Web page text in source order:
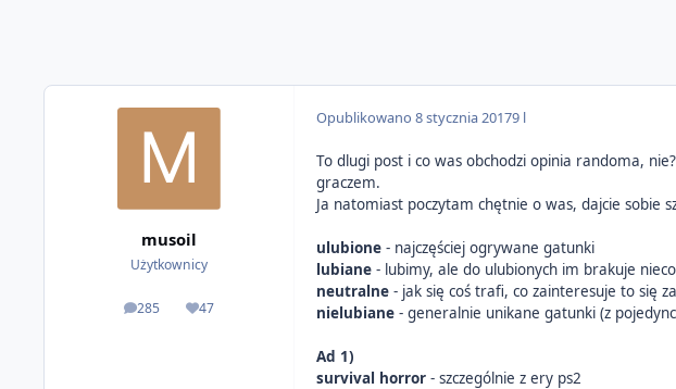
musoil
Użytkownicy
285
odpowiedzi
47
Reputacja
Opublikowano8 stycznia 20179 l
To dlugi post i co was obchodzi opinia randoma,
graczem.
Ja natomiast poczytam chętnie o was, dajcie sobie
ulubione- najczęściej ogrywane gatunki
lubiane- lubimy, ale do ulubionych im brakuje nieco
neutralne - jak się coś trafi, co zainteresuje to się
nielubiane - generalnie unikane gatunki (z
Ad 1)
survival horror - szczególnie z ery ps2